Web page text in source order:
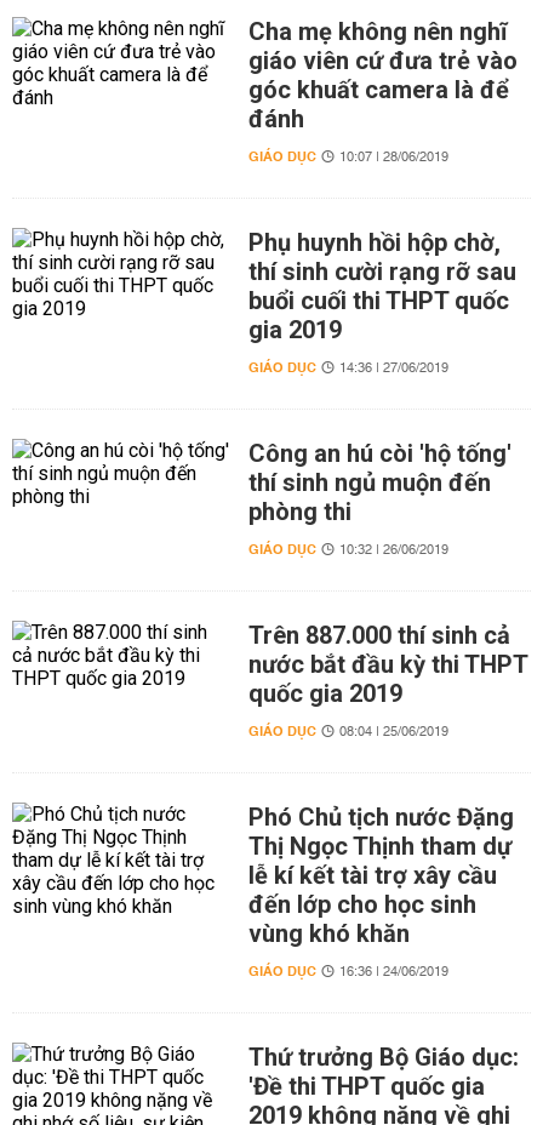
Cha mẹ không nên nghĩ
giáo viên cứ đưa trẻ vào
góc khuất camera là để
đánh
GIÁO DỤC 10:07 | 28/06/2019
Phụ huynh hồi hộp chờ,
thí sinh cười rạng rỡ sau
buổi cuối thi THPT quốc
gia 2019
GIÁO DỤC 14:36 | 27/06/2019
Công an hú còi 'hộ tống'
thí sinh ngủ muộn đến
phòng thi
GIÁO DỤC 10:32 | 26/06/2019
Trên 887.000 thí sinh cả
nước bắt đầu kỳ thi THPT
quốc gia 2019
GIÁO DỤC 08:04 | 25/06/2019
Phó Chủ tịch nước Đặng
Thị Ngọc Thịnh tham dự
lễ kí kết tài trợ xây cầu
đến lớp cho học sinh
vùng khó khăn
GIÁO DỤC 16:36 | 24/06/2019
Thứ trưởng Bộ Giáo dục:
'Đề thi THPT quốc gia
2019 không nặng về ghi